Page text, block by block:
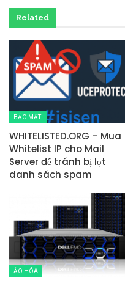
Related
BẢO MẬT
WHITELISTED.ORG – Mua
Whitelist IP cho Mail
Server để tránh bị lọt
danh sách spam
ẢO HÓA